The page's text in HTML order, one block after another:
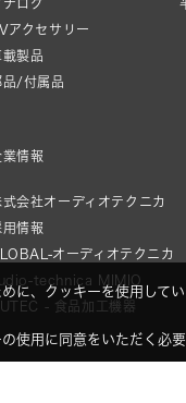
ナログ
アクセサリー
製品
品/付属品
業情報
式会社オーディオテクニカ
情報
オーディオテクニカ
technica MIMIO
- 食品加工機器
に、クッキーを使用して
使用に同意をいただく必要